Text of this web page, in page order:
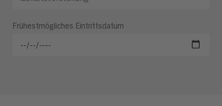
Frühestmögliches Eintrittsdatum